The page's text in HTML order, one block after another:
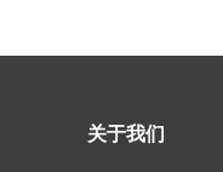
关于我们